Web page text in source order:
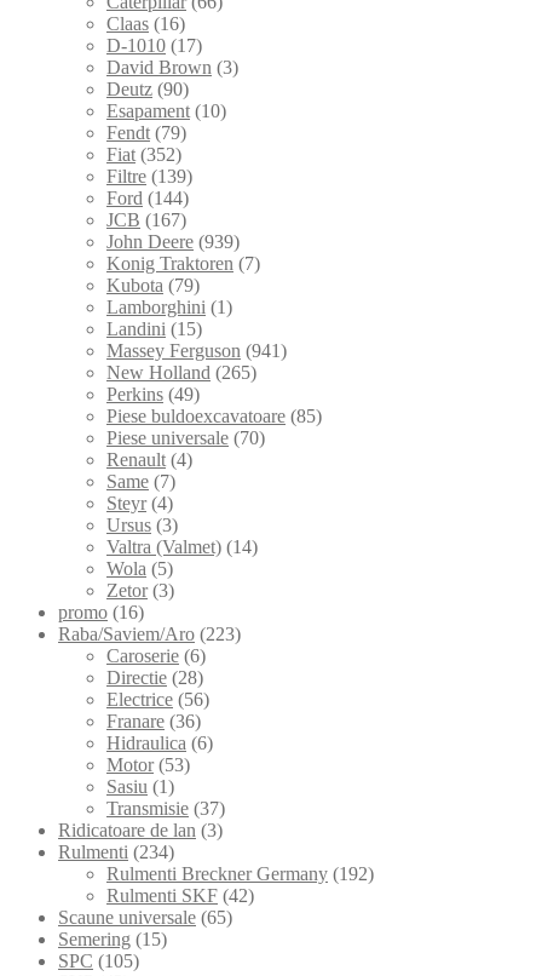
Claas (16)
D-1010 (17)
David Brown (3)
Deutz (90)
Esapament (10)
Fendt (79)
Fiat (352)
Filtre (139)
Ford (144)
JCB (167)
John Deere (939)
Konig Traktoren (7)
Kubota (79)
Lamborghini (1)
Landini (15)
Massey Ferguson (941)
New Holland (265)
Perkins (49)
Piese buldoexcavatoare (85)
Piese universale (70)
Renault (4)
Same (7)
Steyr (4)
Ursus (3)
Valtra (Valmet) (14)
Wola (5)
Zetor (3)
promo (16)
Raba/Saviem/Aro (223)
Caroserie (6)
Directie (28)
Electrice (56)
Franare (36)
Hidraulica (6)
Motor (53)
Sasiu (1)
Transmisie (37)
Ridicatoare de lan (3)
Rulmenti (234)
Rulmenti Breckner Germany (192)
Rulmenti SKF (42)
Scaune universale (65)
Semering (15)
SPC (105)